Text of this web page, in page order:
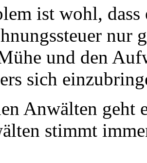
ist wohl, dass
nur
und den
sich
Anwälten geht
stimmt